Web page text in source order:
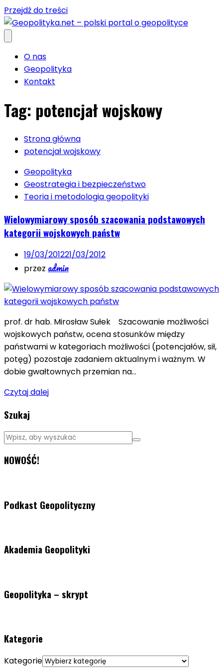
Przejdź do treści
O nas
Geopolityka
Kontakt
Tag: potencjał wojskowy
Strona główna
potencjał wojskowy
Geopolityka
Geostrategia i bezpieczeństwo
Teoria i metodologia geopolityki
Wielowymiarowy sposób szacowania podstawowych
kategorii wojskowych państw
19/03/201221/03/2012
przez admin
prof. dr hab. Mirosław Sułek Szacowanie możliwości
wojskowych państw, ocena stosunków między
państwami w kategoriach możliwości (potencjałów, sił,
potęg) pozostaje zadaniem aktualnym i ważnym. W
dobie gwałtownych przemian na…
Czytaj dalej
Szukaj
NOWOŚĆ!
Podkast Geopolityczny
Akademia Geopolityki
Geopolityka – skrypt
Kategorie
Kategorie